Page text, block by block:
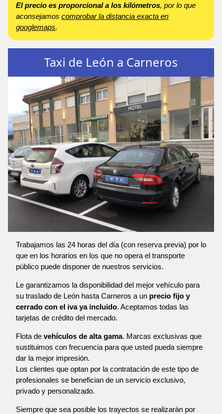
El precio es proporcional a los kilómetros, por lo que
aconsejamos comprobar la distancia exacta en
googlemaps.
Taxi de León a Carneros
Trabajamos las 24 horas del día (con reserva previa) por lo
que en los horarios en los que no opera el transporte
público puede disponer de nuestros servicios.
Le garantizamos la disponibilidad del mejor vehículo para
su traslado de León hasta Carneros a un precio fijo y
cerrado con el iva ya incluido. Aceptamos todas las
tarjetas de crédito del mercado.
Flota de vehículos de alta gama. Marcas exclusivas que
sustituimos con frecuencia para que usted pueda siempre
dar la mejor impresión.
Los clientes que optan por la contratación de este tipo de
profesionales se benefician de un servicio exclusivo,
privado y personalizado.
Siempre que sea posible los trayectos se realizarán por